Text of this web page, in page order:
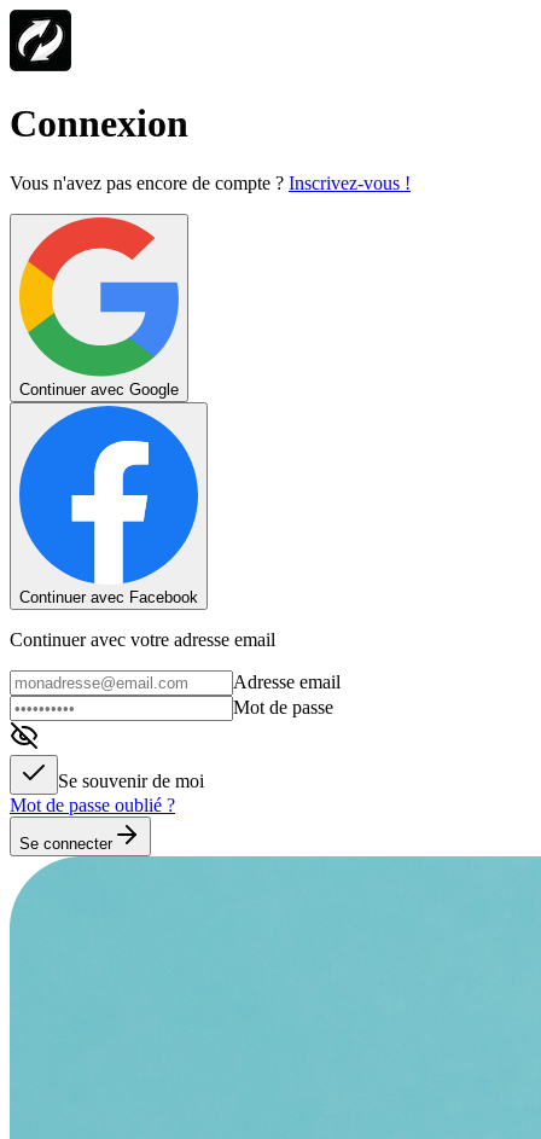
Connexion
Vous n'avez pas encore de compte ? Inscrivez-vous !
Continuer avec Google
Continuer avec Facebook
Continuer avec votre adresse email
Adresse email
Mot de passe
Se souvenir de moi
Mot de passe oublié ?
Se connecter